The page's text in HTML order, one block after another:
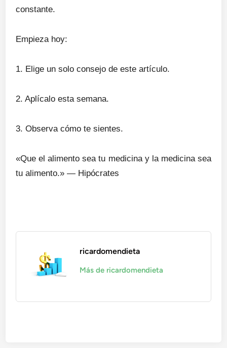
constante.
Empieza hoy:
1. Elige un solo consejo de este artículo.
2. Aplícalo esta semana.
3. Observa cómo te sientes.
«Que el alimento sea tu medicina y la medicina sea
tu alimento.» — Hipócrates
ricardomendieta
Más de ricardomendieta